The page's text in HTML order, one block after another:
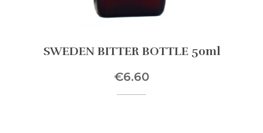
SWEDEN BITTER BOTTLE 50ml
€6.60